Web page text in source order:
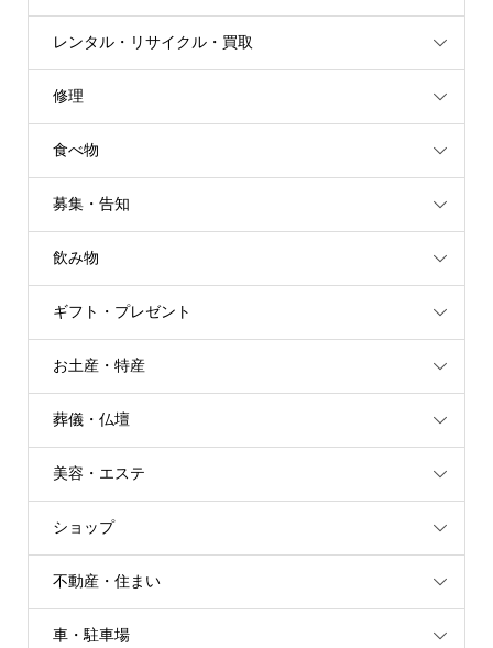
レンタル・リサイクル・買取
修理
食べ物
募集・告知
飲み物
ギフト・プレゼント
お土産・特産
葬儀・仏壇
美容・エステ
ショップ
不動産・住まい
車・駐車場